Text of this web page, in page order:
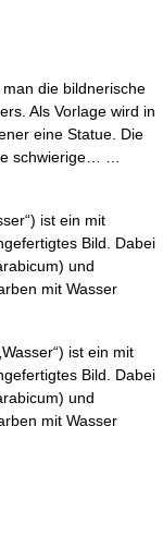
die bildnerische
Als Vorlage wird in
eine Statue. Die
schwierige… …
ist ein mit
Bild. Dabei
und
mit Wasser
ist ein mit
Bild. Dabei
und
mit Wasser